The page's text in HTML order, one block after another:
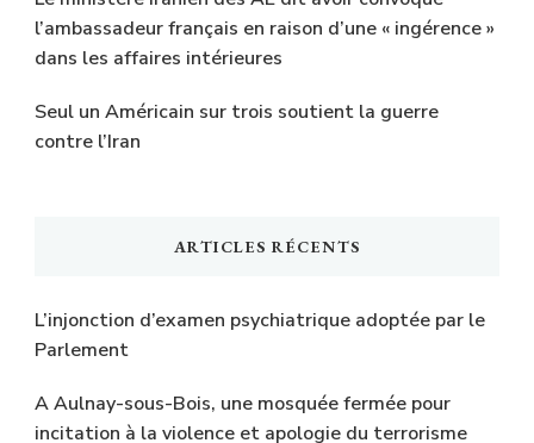
l’ambassadeur français en raison d’une « ingérence »
dans les affaires intérieures
Seul un Américain sur trois soutient la guerre
contre l’Iran
ARTICLES RÉCENTS
L’injonction d’examen psychiatrique adoptée par le
Parlement
A Aulnay-sous-Bois, une mosquée fermée pour
incitation à la violence et apologie du terrorisme